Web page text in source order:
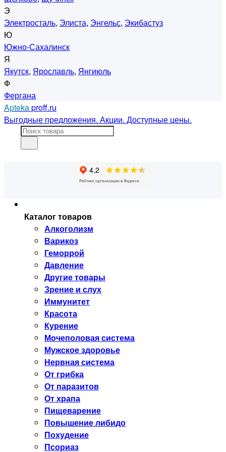
Э
Электросталь, Элиста, Энгельс, Экибастуз
Ю
Южно-Сахалинск
Я
Якутск, Ярославль, Янгиюль
Ф
Фергана
Aptekaproff.ru
Выгодные предложения. Акции. Доступные цены.
Каталог товаров
Алкоголизм
Варикоз
Геморрой
Давление
Другие товары
Зрение и слух
Иммунитет
Красота
Курение
Мочеполовая система
Мужское здоровье
Нервная система
От грибка
От паразитов
От храпа
Пищеварение
Повышение либидо
Похудение
Псориаз